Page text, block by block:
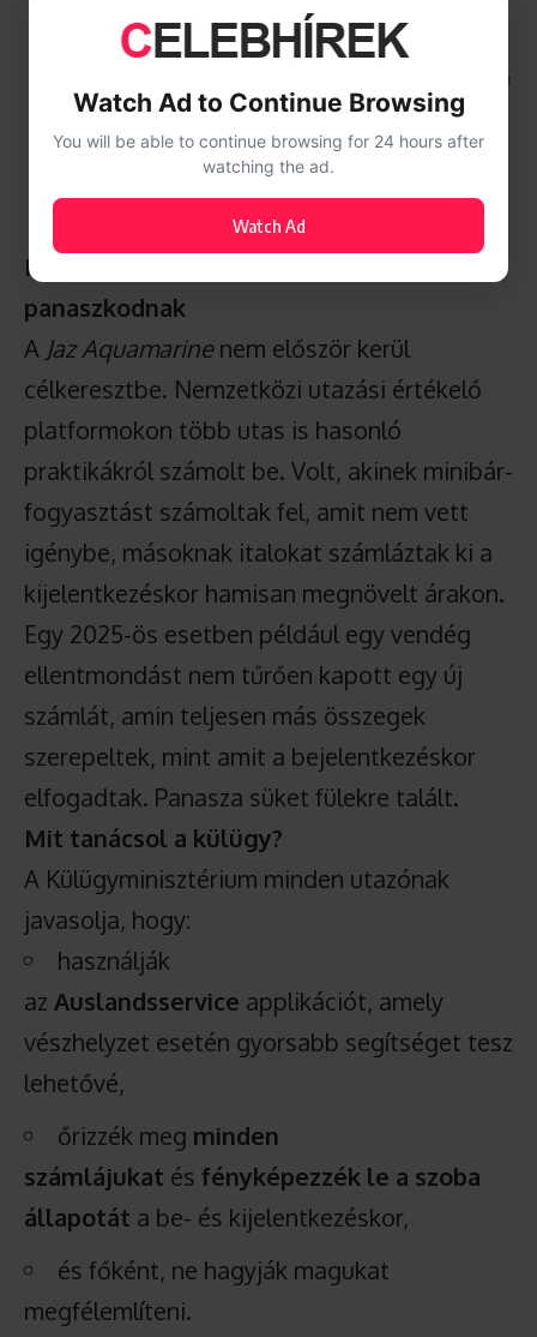
Ismétlődő minta? Más vendégek is
panaszkodnak
A Jaz Aquamarinenem először kerül
célkeresztbe. Nemzetközi utazási értékelő
platformokon több utas is hasonló
praktikákról számolt be. Volt, akinek minibár-
fogyasztást számoltak fel, amit nem vett
igénybe, másoknak italokat számláztak ki a
kijelentkezéskor hamisan megnövelt árakon.
Egy 2025-ös esetben például egy vendég
ellentmondást nem tűrően kapott egy új
számlát, amin teljesen más összegek
szerepeltek, mint amit a bejelentkezéskor
elfogadtak. Panasza süket fülekre talált.
Mit tanácsol a külügy?
A Külügyminisztérium minden utazónak
javasolja, hogy:
használják
az Auslandsservice applikációt, amely
vészhelyzet esetén gyorsabb segítséget tesz
lehetővé,
őrizzék meg minden
számlájukat és fényképezzék le a szoba
állapotát a be- és kijelentkezéskor,
és főként, ne hagyják magukat
megfélemlíteni.
Watch Ad to Continue Browsing
You will be able to continue browsing for 24 hours after
watching the ad.
Watch Ad